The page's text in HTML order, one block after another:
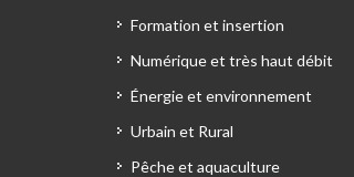
Formation et insertion
Numérique et très haut débit
Énergie et environnement
Urbain et Rural
Pêche et aquaculture